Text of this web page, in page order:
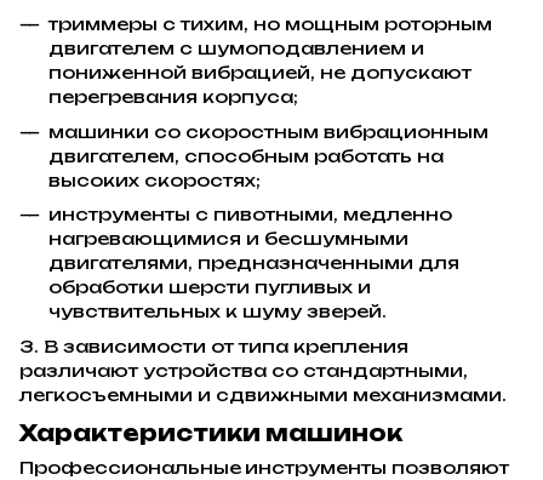
триммеры с тихим, но мощным роторным
двигателем с шумоподавлением и
пониженной вибрацией, не допускают
перегревания корпуса;
машинки со скоростным вибрационным
двигателем, способным работать на
высоких скоростях;
инструменты с пивотными, медленно
нагревающимися и бесшумными
двигателями, предназначенными для
обработки шерсти пугливых и
чувствительных к шуму зверей.
3. В зависимости от типа крепления
различают устройства со стандартными,
легкосъемными и сдвижными механизмами.
Характеристики машинок
Профессиональные инструменты позволяют